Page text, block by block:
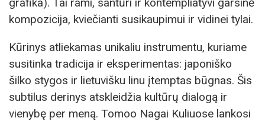
kompozicija, kviečianti susikaupimui ir vidinei tylai.
Kūrinys atliekamas unikaliu instrumentu, kuriame
susitinka tradicija ir eksperimentas: japoniško
šilko stygos ir lietuvišku linu įtemptas būgnas. Šis
subtilus derinys atskleidžia kultūrų dialogą ir
vienybę per meną. Tomoo Nagai Kuliuose lankosi